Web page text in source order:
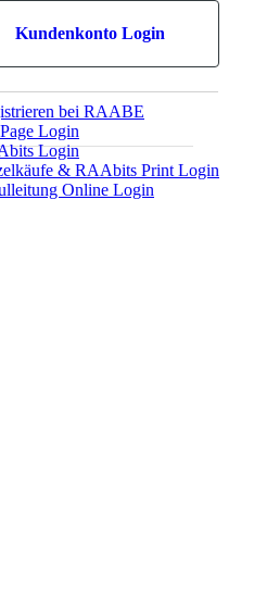
Kundenkonto Login
bei RAABE
Login
Login
& RAAbits Print Login
Online Login